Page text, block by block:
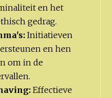
en het
gedrag.
Initiatieven
en hen
om in de
Effectieve